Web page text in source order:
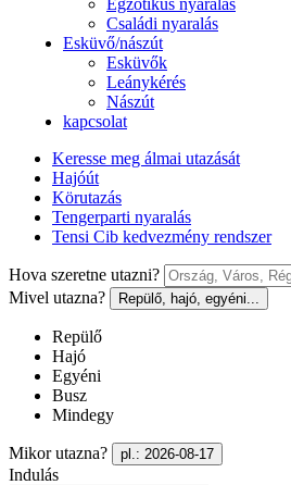
Egzotikus nyaralás
Családi nyaralás
Esküvő/nászút
Esküvők
Leánykérés
Nászút
kapcsolat
Keresse meg álmai utazását
Hajóút
Körutazás
Tengerparti nyaralás
Tensi Cib kedvezmény rendszer
Hova szeretne utazni?
Mivel utazna?
Repülő, hajó, egyéni...
Repülő
Hajó
Egyéni
Busz
Mindegy
Mikor utazna? pl.: 2026-08-17
Indulás